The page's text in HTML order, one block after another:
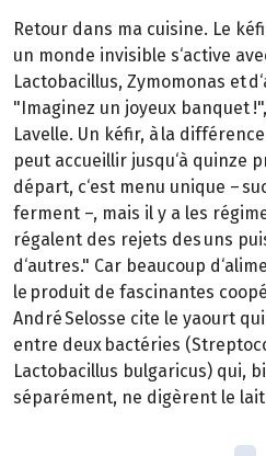
Retour dans ma cuisine. Le
un monde invisible s‘active
Lactobacillus, Zymomonas et
"Imaginez un joyeux banquet
Lavelle. Un kéfir, à la
peut accueillir jusqu‘à quinze
départ, c‘est menu unique –
ferment –, mais il y a les
régalent des rejets des uns
d‘autres." Car beaucoup
le produit de fascinantes
André Selosse cite le yaourt
entre deux bactéries
Lactobacillus bulgaricus) qui,
séparément, ne digèrent le